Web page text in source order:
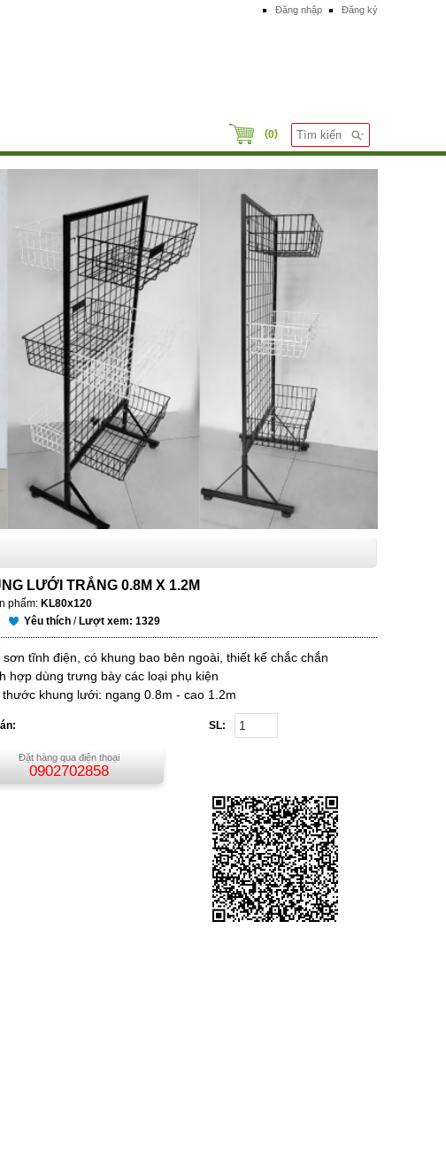
Đăng nhập Đăng ký
(0)
LƯỚI TRẮNG 0.8M X 1.2M
phẩm: KL80x120
Yêu thích /Lượt xem: 1329
sơn tĩnh điện, có khung bao bên ngoài, thiết kế chắc chắn
hợp dùng trưng bày các loại phụ kiện
thước khung lưới: ngang 0.8m - cao 1.2m
SL:
Đặt hàng qua điện thoại
0902702858